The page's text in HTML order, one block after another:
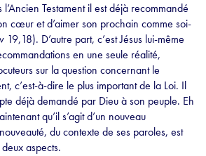
Testament il est déjà recommandé
cœur et d’aimer son prochain comme soi-
D’autre part, c’est Jésus lui-même
en une seule réalité,
sur la question concernant le
c’est-à-dire le plus important de la Loi. Il
déjà demandé par Dieu à son peuple. Eh
qu’il s’agit d’un nouveau
du contexte de ses paroles, est
aspects.